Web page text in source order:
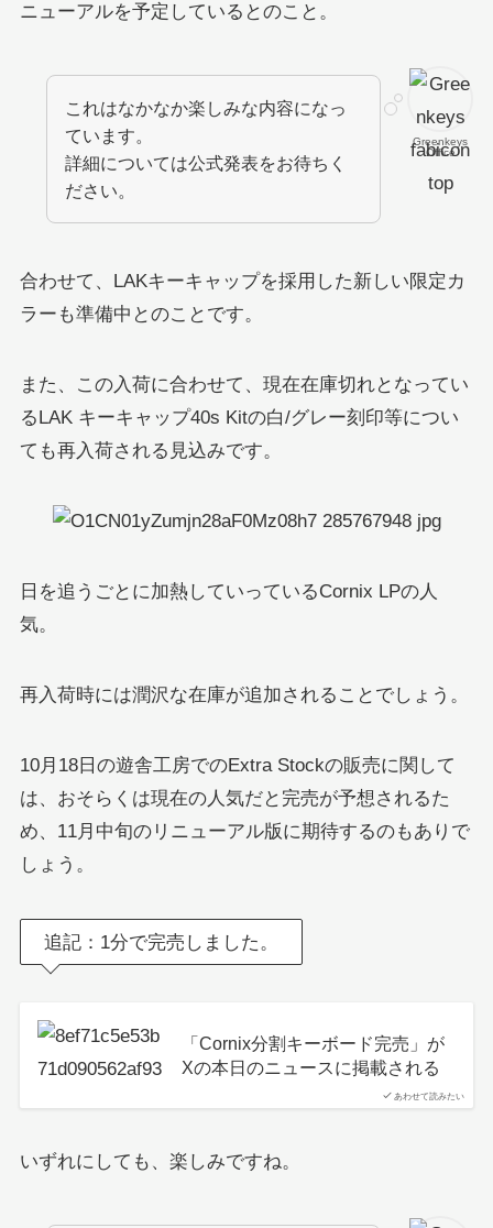
ニューアルを予定しているとのこと。
Greenkeys
Office
これはなかなか楽しみな内容になっ
ています。
詳細については公式発表をお待ちく
ださい。
合わせて、LAKキーキャップを採用した新しい限定カ
ラーも準備中とのことです。
また、この入荷に合わせて、現在在庫切れとなってい
るLAK キーキャップ40s Kitの白/グレー刻印等につい
ても再入荷される見込みです。
日を追うごとに加熱していっているCornix LPの人
気。
再入荷時には潤沢な在庫が追加されることでしょう。
10月18日の遊舎工房でのExtra Stockの販売に関して
は、おそらくは現在の人気だと完売が予想されるた
め、11月中旬のリニューアル版に期待するのもありで
しょう。
追記：1分で完売しました。
あわせて読みたい
「Cornix分割キーボード完売」が
Xの本日のニュースに掲載される
いずれにしても、楽しみですね。